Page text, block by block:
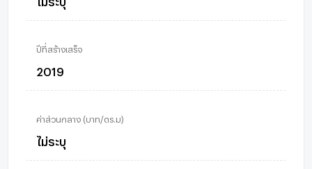
ปีที่สร้างเสร็จ
2019
ค่าส่วนกลาง (บาท/ตร.ม)
ไม่ระบุ